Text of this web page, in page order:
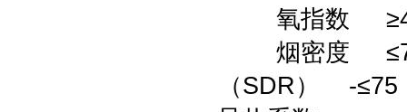
氧指数
烟密度 ≤70
（SDR） -≤75